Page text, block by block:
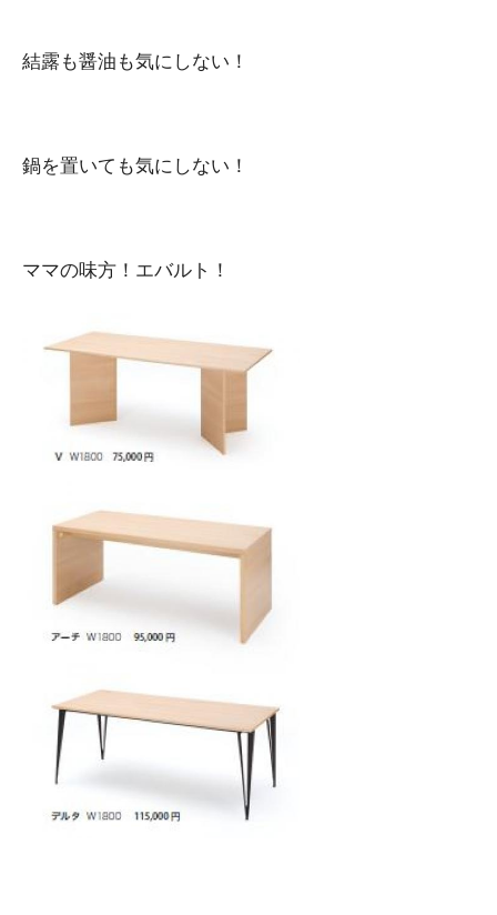
結露も醤油も気にしない！
鍋を置いても気にしない！
ママの味方！エバルト！